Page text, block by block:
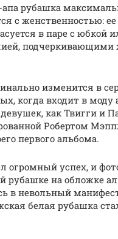
рубашка
с женственностью:
в паре с юбкой
подчеркивающими
изменится в
когда входит в
девушек, как Твигги и
Робертом
первого альбома.
огромный успех, и
рубашке на обложке
в невольный
белая рубашка